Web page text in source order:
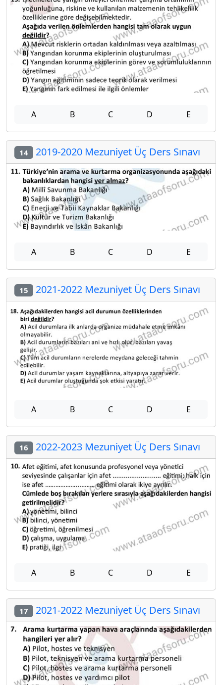
A B C D E
14 2019-2020 Mezuniyet Üç Ders Sınavı
A B C D E
15 2021-2022 Mezuniyet Üç Ders Sınavı
A B C D E
16 2022-2023 Mezuniyet Üç Ders Sınavı
A B C D E
17 2021-2022 Mezuniyet Üç Ders Sınavı